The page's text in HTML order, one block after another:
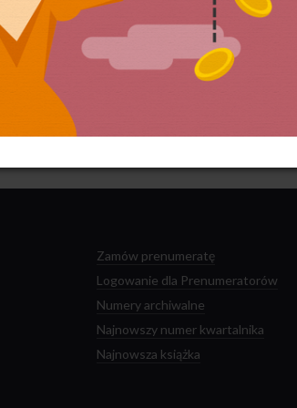
są dane Twoich komentarzy.
Zamów prenumeratę
Logowanie dla Prenumeratorów
Numery archiwalne
Najnowszy numer kwartalnika
Najnowsza książka